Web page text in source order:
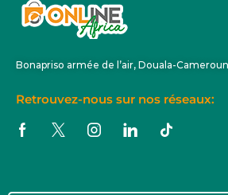
Bonapriso armée de l’air, Douala-Cameroun
Retrouvez-nous sur nos réseaux: